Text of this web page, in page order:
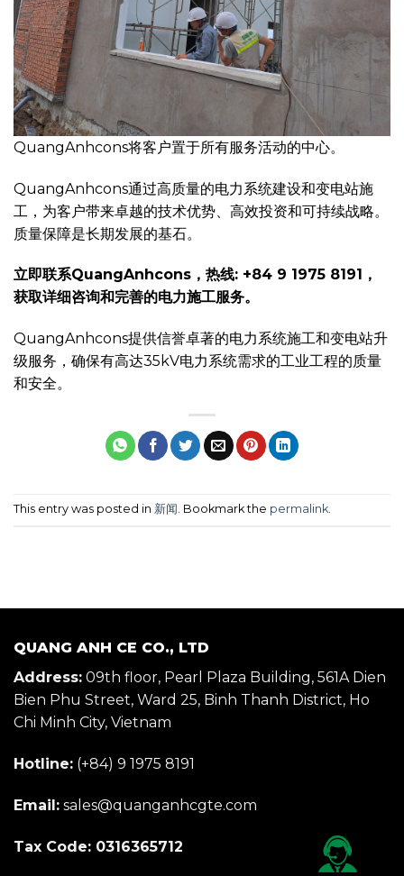
QuangAnhcons将客户置于所有服务活动的中心。
QuangAnhcons通过高质量的电力系统建设和变电站施
工，为客户带来卓越的技术优势、高效投资和可持续战略。
质量保障是长期发展的基石。
立即联系QuangAnhcons，热线: +84 9 1975 8191，
获取详细咨询和完善的电力施工服务。
QuangAnhcons提供信誉卓著的电力系统施工和变电站升
级服务，确保有高达35kV电力系统需求的工业工程的质量
和安全。
This entry was posted in 新闻. Bookmark the permalink.
QUANG ANH CE CO., LTD
Address: 09th floor, Pearl Plaza Building, 561A Dien
Bien Phu Street, Ward 25, Binh Thanh District, Ho
Chi Minh City, Vietnam
Hotline: (+84) 9 1975 8191
Email: sales@quanganhcgte.com
Tax Code: 0316365712